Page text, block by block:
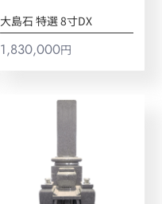
大島石 特選 8寸DX
1,830,000円